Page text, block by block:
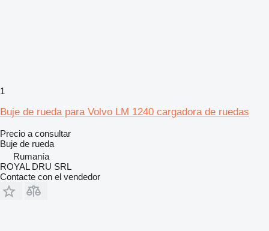
1
Buje de rueda para Volvo LM 1240 cargadora de ruedas
Precio a consultar
Buje de rueda
Rumanía
ROYAL DRU SRL
Contacte con el vendedor